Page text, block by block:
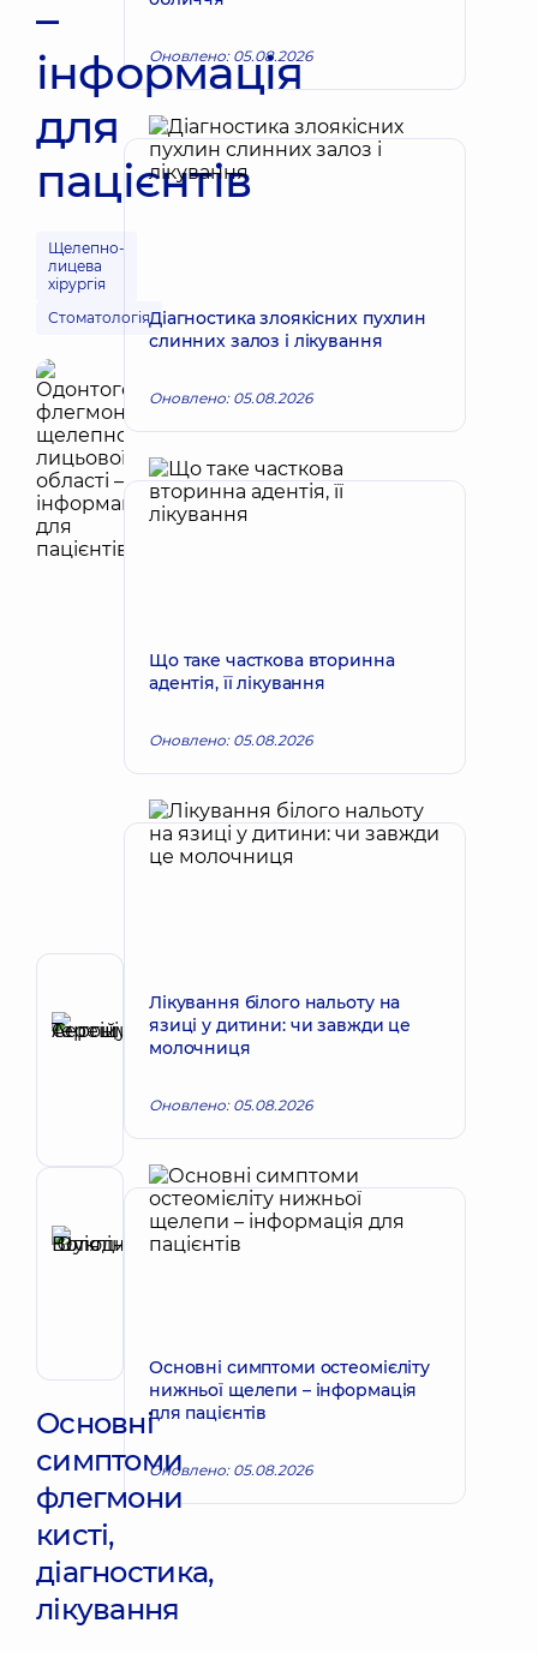
–
інформація
для
пацієнтів
Щелепно-
лицева
хірургія
Стоматологія
Автор
Терещук
Сергій
Хірург
Запис до лікаря
Рецензент
Шукліна
дитячий
Основні
симптоми
флегмони
кисті,
діагностика,
лікування
Оновлено: 05.08.2026
Діагностика злоякісних пухлин
слинних залоз і лікування
Оновлено: 05.08.2026
Що таке часткова вторинна
адентія, її лікування
Оновлено: 05.08.2026
Лікування білого нальоту на
язиці у дитини: чи завжди це
молочниця
Оновлено: 05.08.2026
Основні симптоми остеомієліту
нижньої щелепи – інформація
для пацієнтів
Оновлено: 05.08.2026